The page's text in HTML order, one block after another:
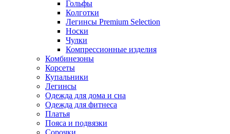
Гольфы
Колготки
Легинсы Premium Selection
Носки
Чулки
Компрессионные изделия
Комбинезоны
Корсеты
Купальники
Легинсы
Одежда для дома и сна
Одежда для фитнеса
Платья
Пояса и подвязки
Сорочки